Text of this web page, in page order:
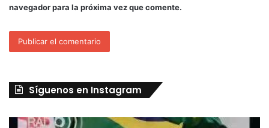
navegador para la próxima vez que comente.
Síguenos en Instagram